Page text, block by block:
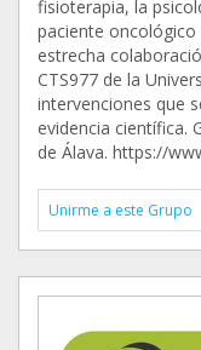
fisioterapia, la
paciente oncológico
estrecha
CTS977 de la
intervenciones que
evidencia científica.
de Álava. https://
Unirme a este Grupo